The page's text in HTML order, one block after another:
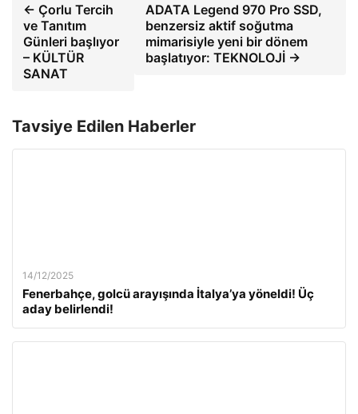
← Çorlu Tercih
ve Tanıtım
Günleri başlıyor
– KÜLTÜR
SANAT
ADATA Legend 970 Pro SSD,
benzersiz aktif soğutma
mimarisiyle yeni bir dönem
başlatıyor: TEKNOLOJİ →
Tavsiye Edilen Haberler
14/12/2025
Fenerbahçe, golcü arayışında İtalya’ya yöneldi! Üç
aday belirlendi!